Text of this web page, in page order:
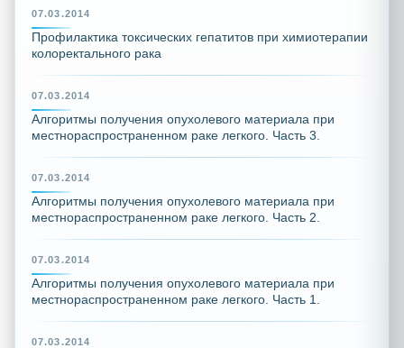
07.03.2014
Профилактика токсических гепатитов при химиотерапии
колоректального рака
07.03.2014
Алгоритмы получения опухолевого материала при
местнораспространенном раке легкого. Часть 3.
07.03.2014
Алгоритмы получения опухолевого материала при
местнораспространенном раке легкого. Часть 2.
07.03.2014
Алгоритмы получения опухолевого материала при
местнораспространенном раке легкого. Часть 1.
07.03.2014